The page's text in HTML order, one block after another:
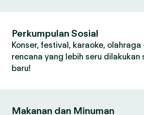
Perkumpulan Sosial
Konser, festival, karaoke,
rencana yang lebih seru dilakukan
baru!
Makanan dan Minuman